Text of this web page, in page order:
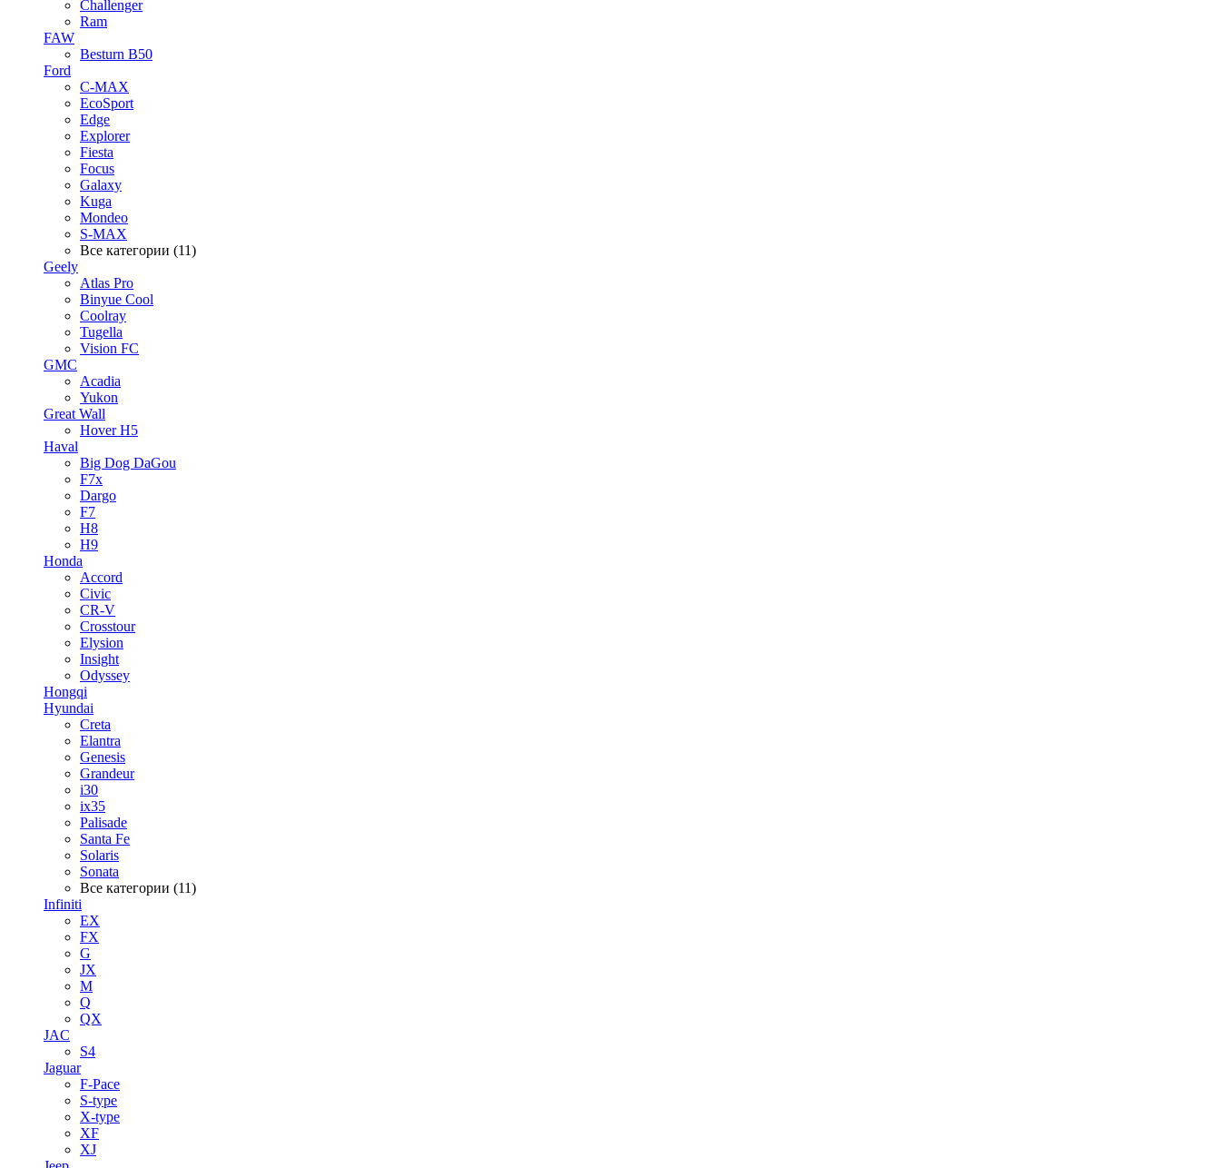
Challenger
Ram
FAW
Besturn B50
Ford
C-MAX
EcoSport
Edge
Explorer
Fiesta
Focus
Galaxy
Kuga
Mondeo
S-MAX
Все категории (11)
Geely
Atlas Pro
Binyue Cool
Coolray
Tugella
Vision FC
GMC
Acadia
Yukon
Great Wall
Hover H5
Haval
Big Dog DaGou
F7x
Dargo
F7
H8
H9
Honda
Accord
Civic
CR-V
Crosstour
Elysion
Insight
Odyssey
Hongqi
Hyundai
Creta
Elantra
Genesis
Grandeur
i30
ix35
Palisade
Santa Fe
Solaris
Sonata
Все категории (11)
Infiniti
EX
FX
G
JX
M
Q
QX
JAC
S4
Jaguar
F-Pace
S-type
X-type
XF
XJ